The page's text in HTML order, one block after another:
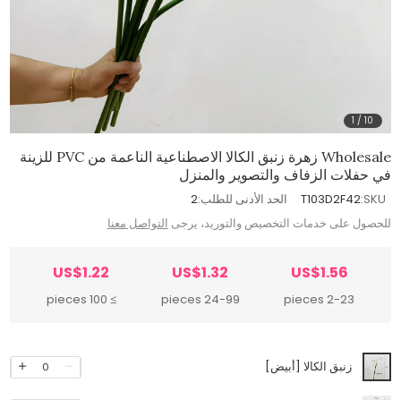
1 /10
Wholesale زهرة زنبق الكالا الاصطناعية الناعمة من PVC للزينة
في حفلات الزفاف والتصوير والمنزل
SKU:
T103D2F42 الحد الأدنى للطلب:2
للحصول على خدمات التخصيص والتوريد، يرجى التواصل معنا
US$1.56
2-23 pieces
US$1.32
24-99 pieces
US$1.22
≥ 100 pieces
زنبق الكالا [أبيض] 0